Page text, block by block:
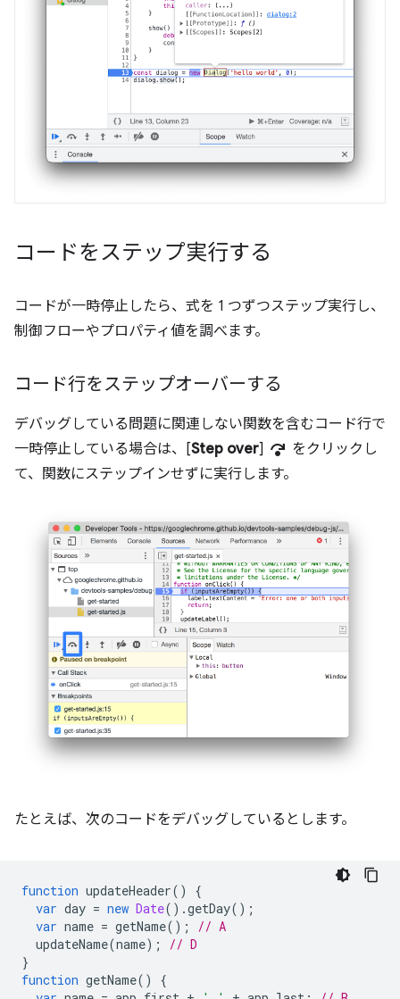
コードをステップ実行する
コードが一時停止したら、式を 1 つずつステップ実行し、
制御フローやプロパティ値を調べます。
コード行をステップオーバーする
デバッグしている問題に関連しない関数を含むコード行で
一時停止している場合は、[Step over] step_over をクリックし
て、関数にステップインせずに実行します。
たとえば、次のコードをデバッグしているとします。
function updateHeader()
{
var day = new Date().getDay();
var name = getName();
// A
updateName(name);
// D
}
function getName()
{